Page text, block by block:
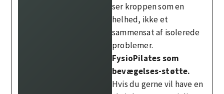
ser kroppen som en
helhed, ikke et
sammensat af isolerede
problemer.
FysioPilates som
bevægelses-støtte.
Hvis du gerne vil have en